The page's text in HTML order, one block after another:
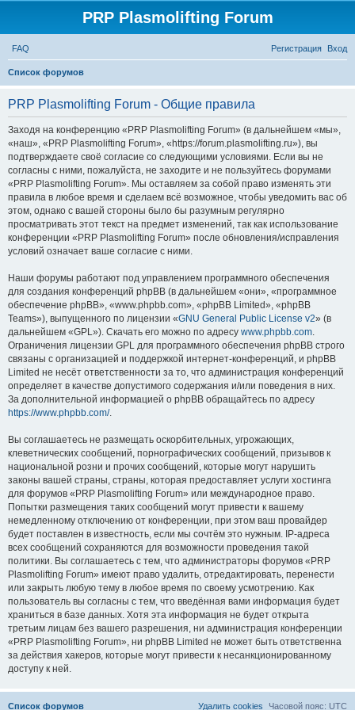
PRP Plasmolifting Forum
FAQ Вход
Регистрация
Список форумов
PRP Plasmolifting Forum - Общие правила
Заходя на конференцию «PRP Plasmolifting Forum» (в дальнейшем «мы»,
«наш», «PRP Plasmolifting Forum», «https://forum.plasmolifting.ru»), вы
подтверждаете своё согласие со следующими условиями. Если вы не
согласны с ними, пожалуйста, не заходите и не пользуйтесь форумами
«PRP Plasmolifting Forum». Мы оставляем за собой право изменять эти
правила в любое время и сделаем всё возможное, чтобы уведомить вас об
этом, однако с вашей стороны было бы разумным регулярно
просматривать этот текст на предмет изменений, так как использование
конференции «PRP Plasmolifting Forum» после обновления/исправления
условий означает ваше согласие с ними.
Наши форумы работают под управлением программного обеспечения
для создания конференций phpBB (в дальнейшем «они», «программное
обеспечение phpBB», «www.phpbb.com», «phpBB Limited», «phpBB
Teams»), выпущенного по лицензии «GNU General Public License v2» (в
дальнейшем «GPL»). Скачать его можно по адресу www.phpbb.com.
Ограничения лицензии GPL для программного обеспечения phpBB строго
связаны с организацией и поддержкой интернет-конференций, и phpBB
Limited не несёт ответственности за то, что администрация конференций
определяет в качестве допустимого содержания и/или поведения в них.
За дополнительной информацией о phpBB обращайтесь по адресу
https://www.phpbb.com/.
Вы соглашаетесь не размещать оскорбительных, угрожающих,
клеветнических сообщений, порнографических сообщений, призывов к
национальной розни и прочих сообщений, которые могут нарушить
законы вашей страны, страны, которая предоставляет услуги хостинга
для форумов «PRP Plasmolifting Forum» или международное право.
Попытки размещения таких сообщений могут привести к вашему
немедленному отключению от конференции, при этом ваш провайдер
будет поставлен в известность, если мы сочтём это нужным. IP-адреса
всех сообщений сохраняются для возможности проведения такой
политики. Вы соглашаетесь с тем, что администраторы форумов «PRP
Plasmolifting Forum» имеют право удалить, отредактировать, перенести
или закрыть любую тему в любое время по своему усмотрению. Как
пользователь вы согласны с тем, что введённая вами информация будет
храниться в базе данных. Хотя эта информация не будет открыта
третьим лицам без вашего разрешения, ни администрация конференции
«PRP Plasmolifting Forum», ни phpBB Limited не может быть ответственна
за действия хакеров, которые могут привести к несанкционированному
доступу к ней.
Список форумов Часовой пояс: UTC
Удалить cookies